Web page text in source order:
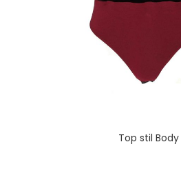
Top stil Body